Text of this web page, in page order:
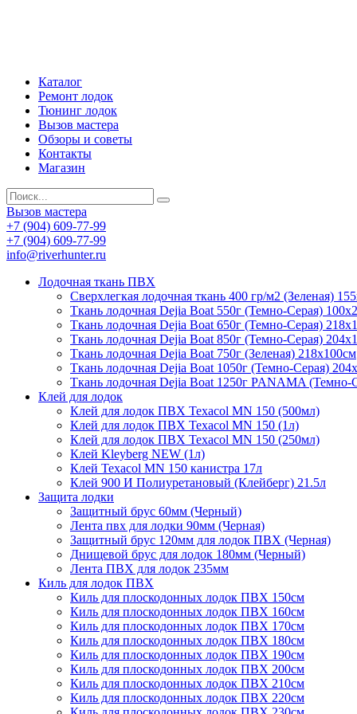
Каталог
Ремонт лодок
Тюнинг лодок
Вызов мастера
Обзоры и советы
Контакты
Магазин
Вызов мастера
+7 (904) 609-77-99
+7 (904) 609-77-99
info@riverhunter.ru
Лодочная ткань ПВХ
Сверхлегкая лодочная ткань 400 гр/м2 (Зеленая)
Ткань лодочная Dejia Boat 550г (Темно-Серая)
Ткань лодочная Dejia Boat 650г (Темно-Серая)
Ткань лодочная Dejia Boat 850г (Темно-Серая)
Ткань лодочная Dejia Boat 750г (Зеленая) 218х100см
Ткань лодочная Dejia Boat 1050г (Темно-Серая)
Ткань лодочная Dejia Boat 1250г PANAMA
Клей для лодок
Клей для лодок ПВХ Texacol МN 150 (500мл)
Клей для лодок ПВХ Texacol МN 150 (1л)
Клей для лодок ПВХ Texacol МN 150 (250мл)
Клей Kleyberg NEW (1л)
Клей Texacol МN 150 канистра 17л
Клей 900 И Полиуретановый (Клейберг) 21.5л
Защита лодки
Защитный брус 60мм (Черный)
Лента пвх для лодки 90мм (Черная)
Защитный брус 120мм для лодок ПВХ (Черная)
Днищевой брус для лодок 180мм (Черный)
Лента ПВХ для лодок 235мм
Киль для лодок ПВХ
Киль для плоскодонных лодок ПВХ 150см
Киль для плоскодонных лодок ПВХ 160см
Киль для плоскодонных лодок ПВХ 170см
Киль для плоскодонных лодок ПВХ 180см
Киль для плоскодонных лодок ПВХ 190см
Киль для плоскодонных лодок ПВХ 200см
Киль для плоскодонных лодок ПВХ 210см
Киль для плоскодонных лодок ПВХ 220см